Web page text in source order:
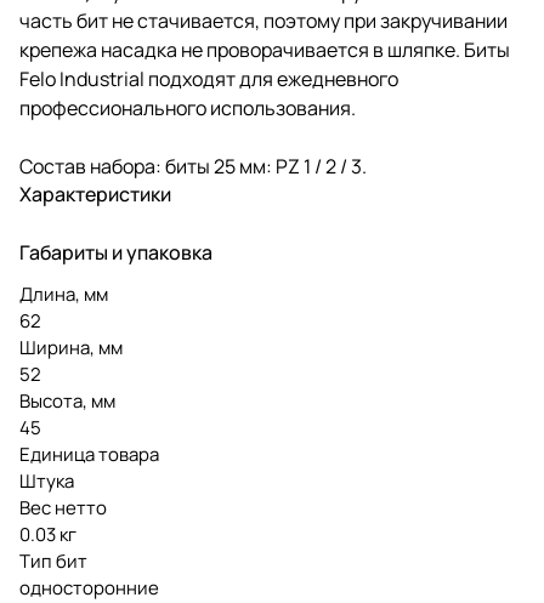
часть бит не стачивается, поэтому при закручивании
крепежа насадка не проворачивается в шляпке. Биты
Felo Industrial подходят для ежедневного
профессионального использования.
Состав набора: биты 25 мм: PZ 1 / 2 / 3.
Характеристики
Габариты и упаковка
Длина, мм
62
Ширина, мм
52
Высота, мм
45
Единица товара
Штука
Вес нетто
0.03 кг
Тип бит
односторонние